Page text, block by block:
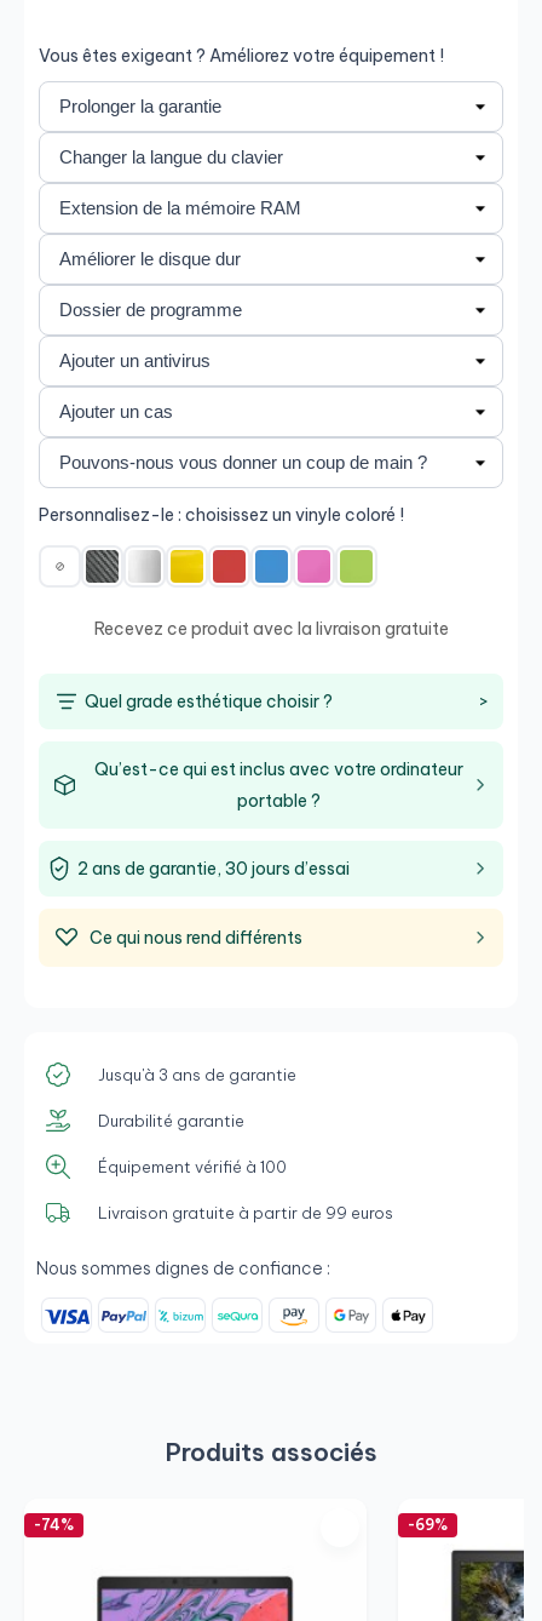
Vous êtes exigeant ? Améliorez votre équipement !
Personnalisez-le : choisissez un vinyle coloré !
Recevez ce produit avec la livraison gratuite
Quel grade esthétique choisir ? >
Qu’est-ce qui est inclus avec votre ordinateur
portable ?
2 ans de garantie, 30 jours d’essai
Ce qui nous rend différents
Jusqu'à 3 ans de garantie
Durabilité garantie
Équipement vérifié à 100
Livraison gratuite à partir de 99 euros
Nous sommes dignes de confiance :
Produits associés
-74% -69%